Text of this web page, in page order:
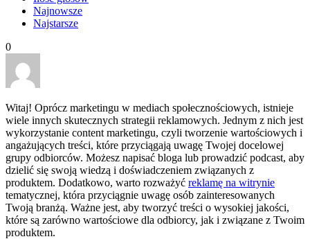
Najnowsze
Najstarsze
0
Witaj! Oprócz marketingu w mediach społecznościowych, istnieje
wiele innych skutecznych strategii reklamowych. Jednym z nich jest
wykorzystanie content marketingu, czyli tworzenie wartościowych i
angażujących treści, które przyciągają uwagę Twojej docelowej
grupy odbiorców. Możesz napisać bloga lub prowadzić podcast, aby
dzielić się swoją wiedzą i doświadczeniem związanych z
produktem. Dodatkowo, warto rozważyć reklamę na witrynie
tematycznej, która przyciągnie uwagę osób zainteresowanych
Twoją branżą. Ważne jest, aby tworzyć treści o wysokiej jakości,
które są zarówno wartościowe dla odbiorcy, jak i związane z Twoim
produktem.